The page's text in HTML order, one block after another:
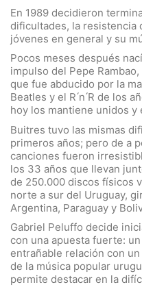
En 1989 decidieron
dificultades, la resistencia
jóvenes en general y su
Pocos meses después
impulso del Pepe
que fue abducido por la
Beatles y el R ́n ́R de los
hoy los mantiene unidos y
Buitres tuvo las mismas
primeros años; pero de a
canciones fueron
los 33 años que llevan
de 250.000 discos físicos
norte a sur del Uruguay,
Argentina, Paraguay y
Gabriel Peluffo decide
con una apuesta fuerte:
entrañable relación con
de la música popular
permite destacar en la